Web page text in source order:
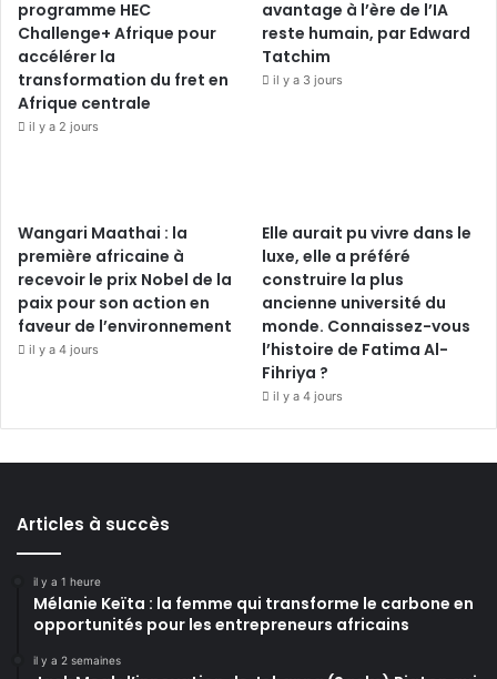
programme HEC
Challenge+ Afrique pour
accélérer la
transformation du fret en
Afrique centrale
il y a 2 jours
avantage à l’ère de l’IA
reste humain, par Edward
Tatchim
il y a 3 jours
Wangari Maathai : la
première africaine à
recevoir le prix Nobel de la
paix pour son action en
faveur de l’environnement
il y a 4 jours
Elle aurait pu vivre dans le
luxe, elle a préféré
construire la plus
ancienne université du
monde. Connaissez-vous
l’histoire de Fatima Al-
Fihriya ?
il y a 4 jours
Articles à succès
il y a 1 heure
Mélanie Keïta : la femme qui transforme le carbone en
opportunités pour les entrepreneurs africains
il y a 2 semaines